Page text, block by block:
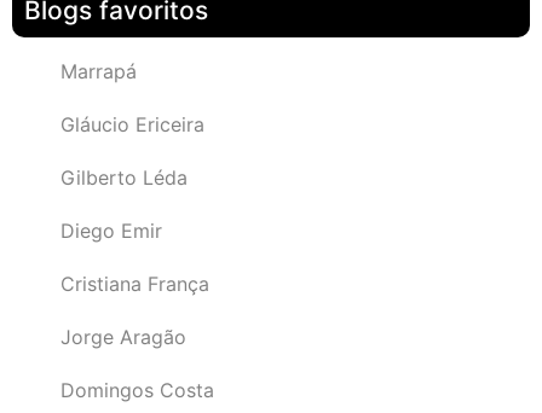
Blogs favoritos
Marrapá
Gláucio Ericeira
Gilberto Léda
Diego Emir
Cristiana França
Jorge Aragão
Domingos Costa